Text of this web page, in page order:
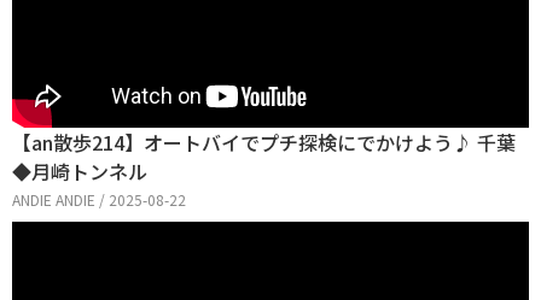
【an散歩214】オートバイでプチ探検にでかけよう♪ 千葉
◆月崎トンネル
ANDIE ANDIE / 2025-08-22